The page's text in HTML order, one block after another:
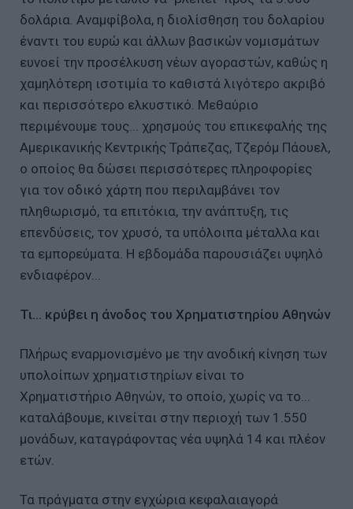
δολάρια. Αναμφίβολα, η διολίσθηση του δολαρίου
έναντι του ευρώ και άλλων βασικών νομισμάτων
ευνοεί την προσέλκυση νέων αγοραστών, καθώς η
χαμηλότερη ισοτιμία το καθιστά λιγότερο ακριβό
και περισσότερο ελκυστικό. Μεθαύριο
περιμένουμε τους... χρησμούς του επικεφαλής της
Αμερικανικής Κεντρικής Τράπεζας, Τζερόμ Πάουελ,
ο οποίος θα δώσει περισσότερες πληροφορίες
για τον οδικό χάρτη που περιλαμβάνει τον
πληθωρισμό, τα επιτόκια, την ανάπτυξη, τις
επενδύσεις, τον χρυσό, τα υπόλοιπα μέταλλα και
τα εμπορεύματα. Η εβδομάδα παρουσιάζει υψηλό
ενδιαφέρον...
Τι... κρύβει η άνοδος του Χρηματιστηρίου Αθηνών
Πλήρως εναρμονισμένο με την ανοδική κίνηση των
υπολοίπων χρηματιστηρίων είναι το
Χρηματιστήριο Αθηνών, το οποίο, χωρίς να το...
καταλάβουμε, κινείται στην περιοχή των 1.550
μονάδων, καταγράφοντας νέα υψηλά 14 και πλέον
ετών.
Τα πράγματα στην εγχώρια κεφαλαιαγορά